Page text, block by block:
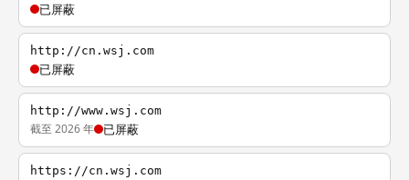
已屏蔽
http://cn.wsj.com
已屏蔽
http://www.wsj.com
截至 2026 年 已屏蔽
https://cn.wsj.com